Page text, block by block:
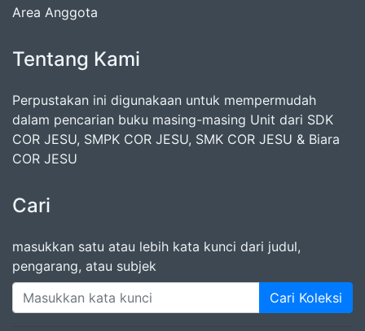
Area Anggota
Tentang Kami
Perpustakan ini digunakaan untuk mempermudah
dalam pencarian buku masing-masing Unit dari SDK
COR JESU, SMPK COR JESU, SMK COR JESU & Biara
COR JESU
Cari
masukkan satu atau lebih kata kunci dari judul,
pengarang, atau subjek
Cari Koleksi